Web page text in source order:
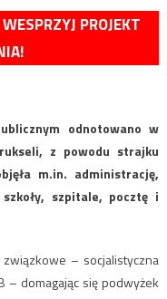
PROJEKT
odnotowano w
z powodu strajku
m.in. administrację,
szpitale, pocztę i
– socjalistyczna
– domagając się podwyżek